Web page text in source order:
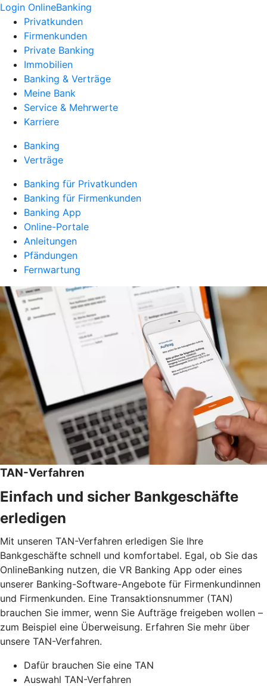
Login OnlineBanking
Privatkunden
Firmenkunden
Private Banking
Immobilien
Banking & Verträge
Meine Bank
Service & Mehrwerte
Karriere
Banking
Verträge
Banking für Privatkunden
Banking für Firmenkunden
Banking App
Online-Portale
Anleitungen
Pfändungen
Fernwartung
TAN-Verfahren
Einfach und sicher Bankgeschäfte
erledigen
Mit unseren TAN-Verfahren erledigen Sie Ihre
Bankgeschäfte schnell und komfortabel. Egal, ob Sie das
OnlineBanking nutzen, die VR Banking App oder eines
unserer Banking-Software-Angebote für Firmenkundinnen
und Firmenkunden. Eine Transaktionsnummer (TAN)
brauchen Sie immer, wenn Sie Aufträge freigeben wollen –
zum Beispiel eine Überweisung. Erfahren Sie mehr über
unsere TAN-Verfahren.
Dafür brauchen Sie eine TAN
Auswahl TAN-Verfahren